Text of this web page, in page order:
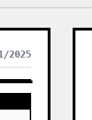
2025